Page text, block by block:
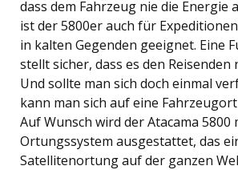
dass dem Fahrzeug nie die Energie
ist der 5800er auch für
in kalten Gegenden geeignet. Eine
stellt sicher, dass es den Reisenden
Und sollte man sich doch einmal
kann man sich auf eine
Auf Wunsch wird der Atacama 5800
Ortungssystem ausgestattet, das
Satellitenortung auf der ganzen